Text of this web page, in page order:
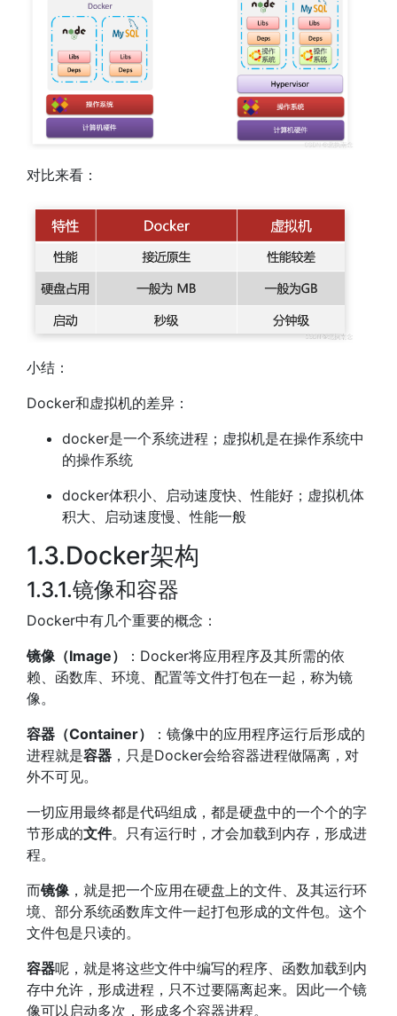
对比来看：
小结：
Docker和虚拟机的差异：
docker是一个系统进程；虚拟机是在操作系统中
的操作系统
docker体积小、启动速度快、性能好；虚拟机体
积大、启动速度慢、性能一般
1.3.Docker架构
1.3.1.镜像和容器
Docker中有几个重要的概念：
镜像（Image）
：Docker将应用程序及其所需的依
赖、函数库、环境、配置等文件打包在一起，称为镜
像。
容器（Container）
：镜像中的应用程序运行后形成的
进程就是容器 ，只是Docker会给容器进程做隔离，对
外不可见。
一切应用最终都是代码组成，都是硬盘中的一个个的字
节形成的文件。只有运行时，才会加载到内存，形成进
程。
而镜像 ，就是把一个应用在硬盘上的文件、及其运行环
境、部分系统函数库文件一起打包形成的文件包。这个
文件包是只读的。
容器呢，就是将这些文件中编写的程序、函数加载到内
存中允许，形成进程，只不过要隔离起来。因此一个镜
像可以启动多次，形成多个容器进程。